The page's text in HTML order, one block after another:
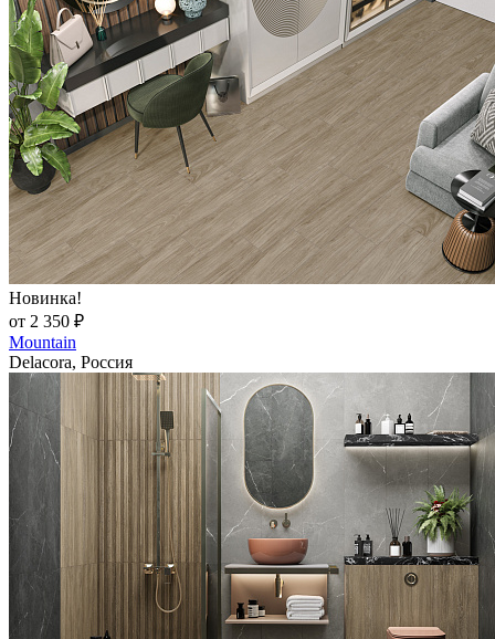
Новинка!
от 2 350 ₽
Mountain
Delacora, Россия